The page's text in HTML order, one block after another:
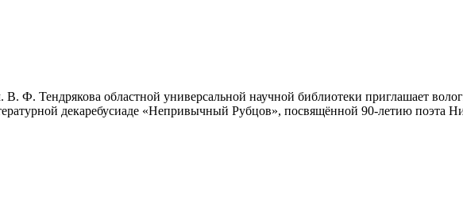
Ф. Тендрякова областной универсальной научной библиотеки приглашает
декаребусиаде «Непривычный Рубцов», посвящённой 90-летию поэта